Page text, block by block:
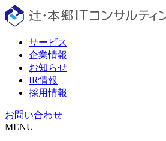
サービス
企業情報
お知らせ
IR情報
採用情報
お問い合わせ
MENU